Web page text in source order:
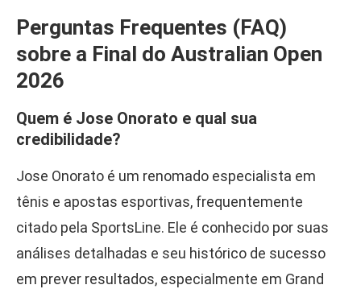
Perguntas Frequentes (FAQ)
sobre a Final do Australian Open
2026
Quem é Jose Onorato e qual sua
credibilidade?
Jose Onorato é um renomado especialista em
tênis e apostas esportivas, frequentemente
citado pela SportsLine. Ele é conhecido por suas
análises detalhadas e seu histórico de sucesso
em prever resultados, especialmente em Grand